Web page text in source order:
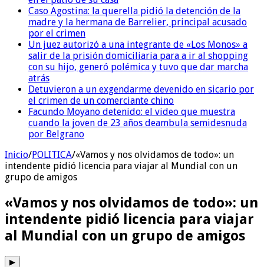
Caso Agostina: la querella pidió la detención de la
madre y la hermana de Barrelier, principal acusado
por el crimen
Un juez autorizó a una integrante de «Los Monos» a
salir de la prisión domiciliaria para a ir al shopping
con su hijo, generó polémica y tuvo que dar marcha
atrás
Detuvieron a un exgendarme devenido en sicario por
el crimen de un comerciante chino
Facundo Moyano detenido: el video que muestra
cuando la joven de 23 años deambula semidesnuda
por Belgrano
Inicio/POLITICA/«Vamos y nos olvidamos de todo»: un
intendente pidió licencia para viajar al Mundial con un
grupo de amigos
«Vamos y nos olvidamos de todo»: un
intendente pidió licencia para viajar
al Mundial con un grupo de amigos
▶